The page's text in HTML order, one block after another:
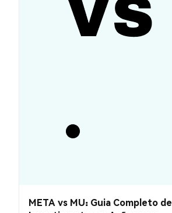
META vs MU: Guia Completo de